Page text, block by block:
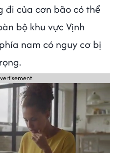
đi của cơn bão có thể
bộ khu vực Vịnh
nam có nguy cơ bị